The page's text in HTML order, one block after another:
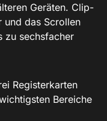
Geräten. Clip-
und das Scrollen
zu sechsfacher
Registerkarten
Bereiche